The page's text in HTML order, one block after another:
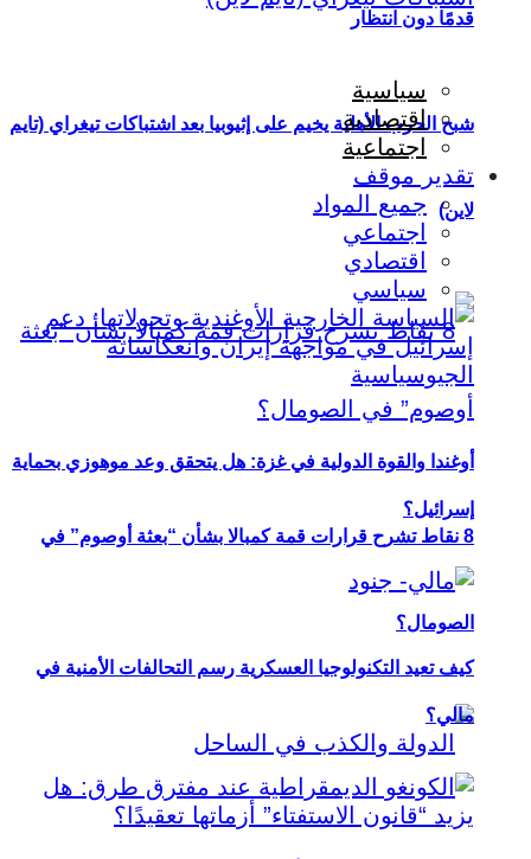
شبح الحرب الأهلية يخيم على إثيوبيا بعد اشتباكات تيغراي (تايم
لاين)
8 نقاط تشرح قرارات قمة كمبالا بشأن “بعثة أوصوم” في
الصومال؟
قدمًا دون انتظار
سياسية
اقتصادية
اجتماعية
تقدير موقف
جميع المواد
اجتماعي
اقتصادي
سياسي
أوغندا والقوة الدولية في غزة: هل يتحقق وعد موهوزي بحماية
إسرائيل؟
كيف تعيد التكنولوجيا العسكرية رسم التحالفات الأمنية في
مالي؟